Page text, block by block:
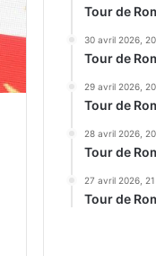
Tour de
30 avril 2026,
Tour de
29 avril 2026,
Tour de
28 avril 2026,
Tour de
27 avril 2026,
Tour de